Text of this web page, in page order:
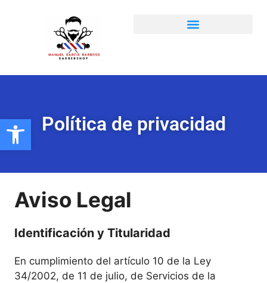
Abrir barra de herramientas
Política de privacidad
Aviso Legal
Identificación y Titularidad
En cumplimiento del artículo 10 de la Ley
34/2002, de 11 de julio, de Servicios de la